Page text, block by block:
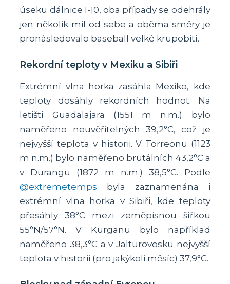
úseku dálnice I-10, oba případy se odehrály
jen několik mil od sebe a oběma směry je
pronásledovalo baseball velké krupobití.
Rekordní teploty v Mexiku a Sibiři
Extrémní vlna horka zasáhla Mexiko, kde
teploty dosáhly rekordních hodnot. Na
letišti Guadalajara (1551 m n.m.) bylo
naměřeno neuvěřitelných 39,2°C, což je
nejvyšší teplota v historii. V Torreonu (1123
m n.m.) bylo naměřeno brutálních 43,2°C a
v Durangu (1872 m n.m.) 38,5°C. Podle
@extremetemps byla zaznamenána i
extrémní vlna horka v Sibiři, kde teploty
přesáhly 38°C mezi zeměpisnou šířkou
55°N/57°N. V Kurganu bylo například
naměřeno 38,3°C a v Jalturovosku nejvyšší
teplota v historii (pro jakýkoli měsíc) 37,9°C.